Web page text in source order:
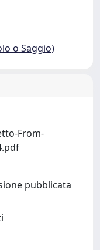
o Saggio)
From-
pubblicata